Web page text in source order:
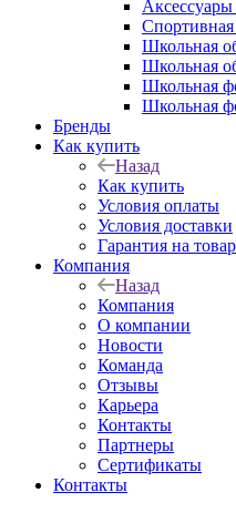
Школьная
Школьная
Школьная
Школьная
Бренды
Как купить
Назад
Как купить
Условия оплаты
Условия доставки
Гарантия на товар
Компания
Назад
Компания
О компании
Новости
Команда
Отзывы
Карьера
Контакты
Партнеры
Сертификаты
Контакты